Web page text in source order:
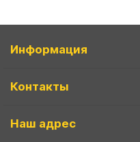
Информация
Контакты
Наш адрес